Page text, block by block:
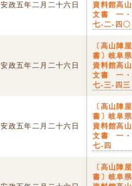
安政五年二月二十六日
資料館高
文書 一
七-二-四〇
安政五年二月二十六日
〔高山陣
書〕岐阜
資料館高
文書 一
七-三-四三
安政五年二月二十六日
〔高山陣
書〕岐阜
資料館高
文書 一
七-四
〔高山陣
書〕岐阜